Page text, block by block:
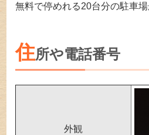
無料で停めれる20台分の駐車場
住所や電話番号
外観